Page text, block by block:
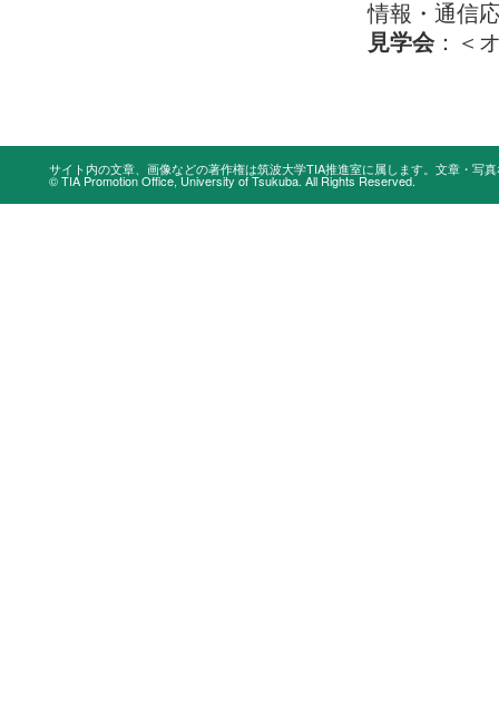
情報・通信
見学会：＜
サイト内の文章、画像などの著作権は筑波大学TIA推進室に属します。文章・写
© TIA Promotion Office, University of Tsukuba. All Rights Reserved.